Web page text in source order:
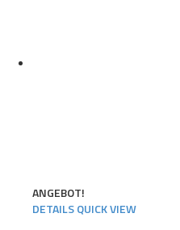
ANGEBOT!
DETAILSQUICK VIEW